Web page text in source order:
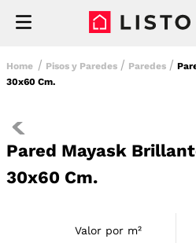
Pisos y Paredes Paredes
30x60 Cm.
Pared Mayask
30x60 Cm.
Valor por m²